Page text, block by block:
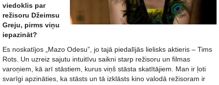
viedoklis par
režisoru Džeimsu
Greju, pirms viņu
iepazināt?
Es noskatījos „Mazo Odesu”, jo tajā piedalījās lielisks aktieris – Tims
Rots. Un uzreiz sajutu intuitīvu saikni starp režisoru un filmas
varoņiem, kā arī stāstiem, kurus viņš stāsta skatītājiem. Man ir ļoti
svarīgi apzināties, ka stāsts un tā izklāsts kino valodā režisoram ir